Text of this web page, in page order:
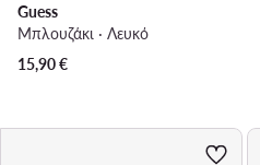
Guess
Μπλουζάκι · Λευκό
15,90€